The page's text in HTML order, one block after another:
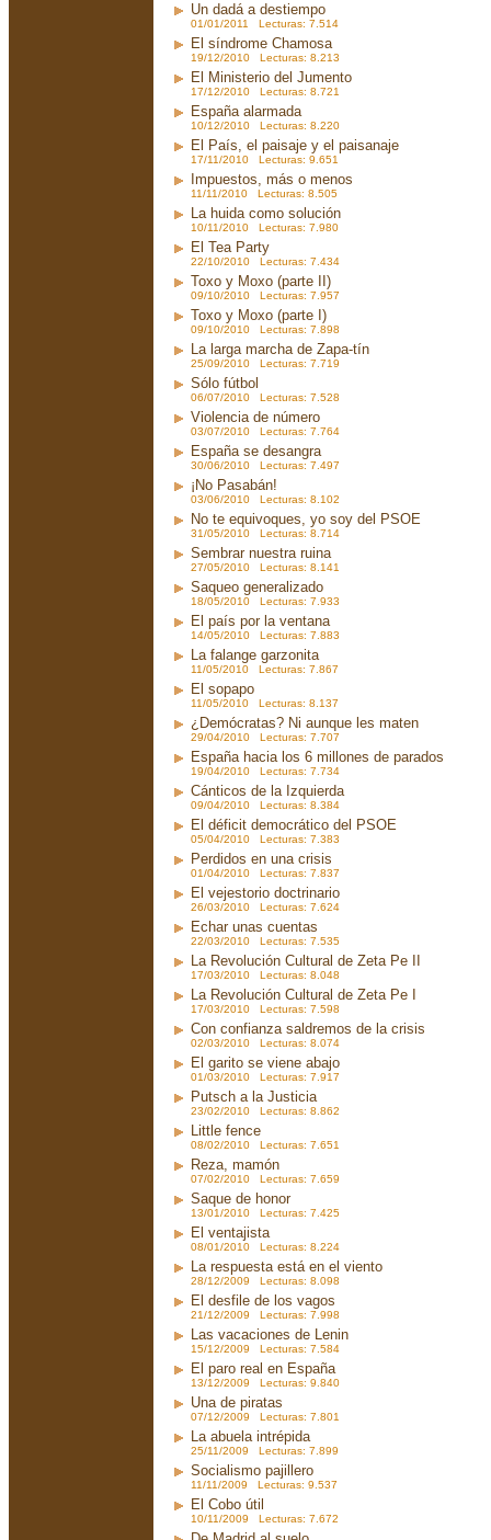
Un dadá a destiempo
01/01/2011 Lecturas: 7.514
El síndrome Chamosa
19/12/2010 Lecturas: 8.213
El Ministerio del Jumento
17/12/2010 Lecturas: 8.721
España alarmada
10/12/2010 Lecturas: 8.220
El País, el paisaje y el paisanaje
17/11/2010 Lecturas: 9.651
Impuestos, más o menos
11/11/2010 Lecturas: 8.505
La huida como solución
10/11/2010 Lecturas: 7.980
El Tea Party
22/10/2010 Lecturas: 7.434
Toxo y Moxo (parte II)
09/10/2010 Lecturas: 7.957
Toxo y Moxo (parte I)
09/10/2010 Lecturas: 7.898
La larga marcha de Zapa-tín
25/09/2010 Lecturas: 7.719
Sólo fútbol
06/07/2010 Lecturas: 7.528
Violencia de número
03/07/2010 Lecturas: 7.764
España se desangra
30/06/2010 Lecturas: 7.497
¡No Pasabán!
03/06/2010 Lecturas: 8.102
No te equivoques, yo soy del PSOE
31/05/2010 Lecturas: 8.714
Sembrar nuestra ruina
27/05/2010 Lecturas: 8.141
Saqueo generalizado
18/05/2010 Lecturas: 7.933
El país por la ventana
14/05/2010 Lecturas: 7.883
La falange garzonita
11/05/2010 Lecturas: 7.867
El sopapo
11/05/2010 Lecturas: 8.137
¿Demócratas? Ni aunque les maten
29/04/2010 Lecturas: 7.707
España hacia los 6 millones de parados
19/04/2010 Lecturas: 7.734
Cánticos de la Izquierda
09/04/2010 Lecturas: 8.384
El déficit democrático del PSOE
05/04/2010 Lecturas: 7.383
Perdidos en una crisis
01/04/2010 Lecturas: 7.837
El vejestorio doctrinario
26/03/2010 Lecturas: 7.624
Echar unas cuentas
22/03/2010 Lecturas: 7.535
La Revolución Cultural de Zeta Pe II
17/03/2010 Lecturas: 8.048
La Revolución Cultural de Zeta Pe I
17/03/2010 Lecturas: 7.598
Con confianza saldremos de la crisis
02/03/2010 Lecturas: 8.074
El garito se viene abajo
01/03/2010 Lecturas: 7.917
Putsch a la Justicia
23/02/2010 Lecturas: 8.862
Little fence
08/02/2010 Lecturas: 7.651
Reza, mamón
07/02/2010 Lecturas: 7.659
Saque de honor
13/01/2010 Lecturas: 7.425
El ventajista
08/01/2010 Lecturas: 8.224
La respuesta está en el viento
28/12/2009 Lecturas: 8.098
El desfile de los vagos
21/12/2009 Lecturas: 7.998
Las vacaciones de Lenin
15/12/2009 Lecturas: 7.584
El paro real en España
13/12/2009 Lecturas: 9.840
Una de piratas
07/12/2009 Lecturas: 7.801
La abuela intrépida
25/11/2009 Lecturas: 7.899
Socialismo pajillero
11/11/2009 Lecturas: 9.537
El Cobo útil
10/11/2009 Lecturas: 7.672